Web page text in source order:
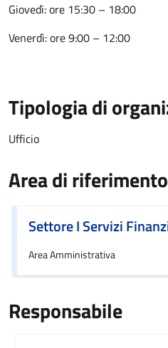
Giovedì: ore 15:30 – 18:00
Venerdì: ore 9:00 – 12:00
Tipologia di
Ufficio
Area di riferimento
Settore I Servizi
Area Amministrativa
Responsabile